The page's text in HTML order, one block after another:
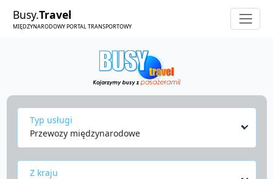
Busy.Travel
MIĘDZYNARODOWY PORTAL TRANSPORTOWY
Typ usługi
Przewozy międzynarodowe
Z kraju